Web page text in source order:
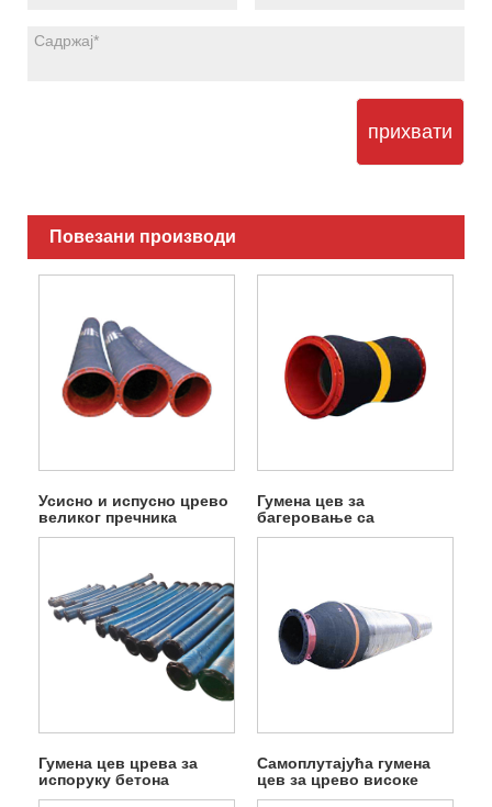
прихвати
Повезани производи
Усисно и испусно црево
великог пречника
Гумена цев за
багеровање са
прирубницом
Гумена цев црева за
испоруку бетона
Самоплутајућа гумена
цев за црево високе
отпорности